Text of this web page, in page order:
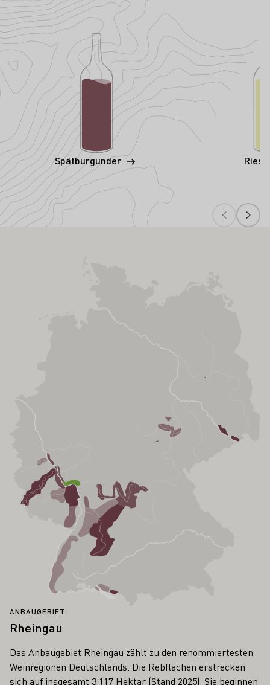
Spätburgunder
ANBAUGEBIET
Rheingau
Das Anbaugebiet Rheingau zählt zu den renommiertesten
Weinregionen Deutschlands. Die Rebflächen erstrecken
sich auf insgesamt 3.117 Hektar (Stand 2025). Sie beginnen